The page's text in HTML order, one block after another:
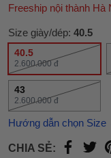
Freeship nội thành Hà
Size giày/dép: 40.5
40.5
2.600.000 đ
43
2.600.000 đ
Hướng dẫn chọn Size
CHIA SẺ: